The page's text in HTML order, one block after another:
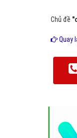
Chủ đề
Quay